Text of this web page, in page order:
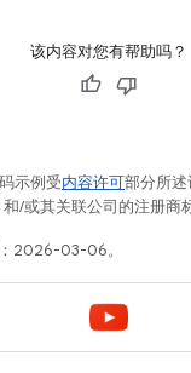
该内容对您有帮助吗？
示例受内容许可部分所
/或其关联公司的注册商标
2026-03-06。